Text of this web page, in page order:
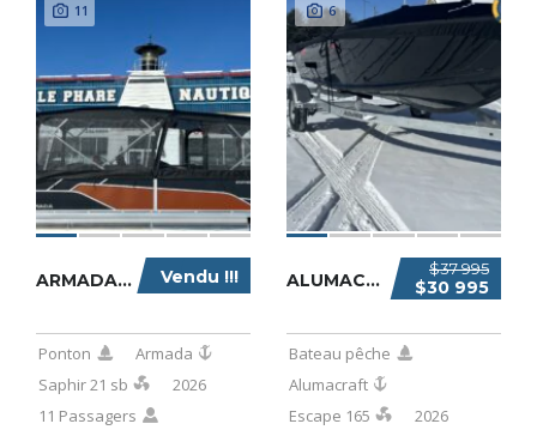
11
Vendu !!!
ARMADA SAPHIR 21 SB 2026
Ponton
Armada
Saphir 21 sb
2026
11 Passagers
6
$37 995
$30 995
ALUMACRAFT ESCAPE 165 2026
Bateau pêche
Alumacraft
Escape 165
2026